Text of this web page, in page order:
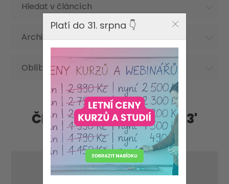
Hledat v článcích
Archiv článků
Oblíbená hesla
Články - příspěvky '2023'
'květen'
Objevujte přírodu hravě
-pondělí 29. května 2023
Platí do 31. srpna 👇